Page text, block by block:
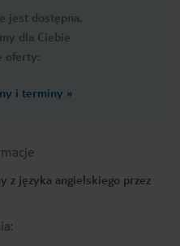
jest dostępna.
dla Ciebie
oferty:
i terminy »
z języka angielskiego przez